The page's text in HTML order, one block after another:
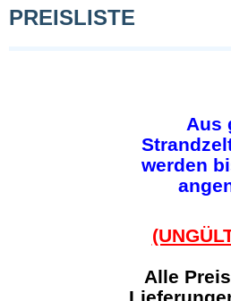
PREISLISTE
Aus
werden
Alle